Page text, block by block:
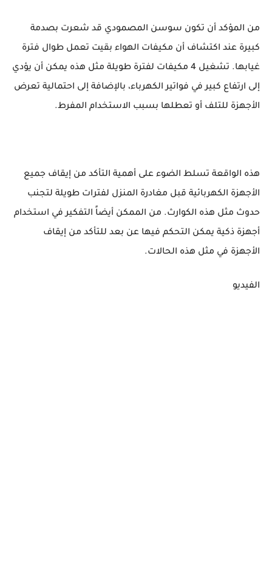
من المؤكد أن تكون سوسن المصمودي قد شعرت بصدمة
كبيرة عند اكتشاف أن مكيفات الهواء بقيت تعمل طوال فترة
غيابها. تشغيل 4 مكيفات لفترة طويلة مثل هذه يمكن أن يؤدي
إلى ارتفاع كبير في فواتير الكهرباء، بالإضافة إلى احتمالية تعرض
الأجهزة للتلف أو تعطلها بسبب الاستخدام المفرط.
هذه الواقعة تسلط الضوء على أهمية التأكد من إيقاف جميع
الأجهزة الكهربائية قبل مغادرة المنزل لفترات طويلة لتجنب
حدوث مثل هذه الكوارث. من الممكن أيضاً التفكير في استخدام
أجهزة ذكية يمكن التحكم فيها عن بعد للتأكد من إيقاف
الأجهزة في مثل هذه الحالات.
الفيديو